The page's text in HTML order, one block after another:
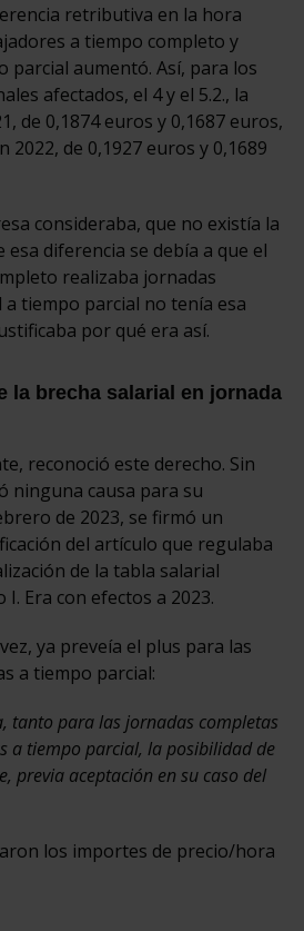
retributiva en la hora
a tiempo completo y
parcial aumentó. Así, para los
afectados, el 4 y el 5.2., la
de 0,1874 euros y 0,1687 euros,
2022, de 0,1927 euros y 0,1689
consideraba, que no existía la
esa diferencia se debía a que el
realizaba jornadas
tiempo parcial no tenía esa
por qué era así.
la brecha salarial en jornada
reconoció este derecho. Sin
ninguna causa para su
de 2023, se firmó un
del artículo que regulaba
de la tabla salarial
Era con efectos a 2023.
ya preveía el plus para las
a tiempo parcial:
tanto para las jornadas completas
a tiempo parcial, la posibilidad de
previa aceptación en su caso del
los importes de precio/hora